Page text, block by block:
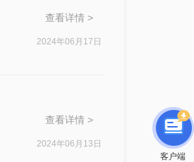
查看详情 >
2024年06月17日
查看详情 >
2024年06月13日
客户端